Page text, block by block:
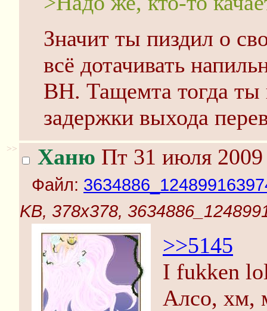
Значит ты пиздил о
всё дотачивать
ВН. Тащемта тогда ты
задержки выхода
>> Ханю Пт 31 июля
Файл:
KB, 378x378,
>>5145
I fukken
Алсо, хм,